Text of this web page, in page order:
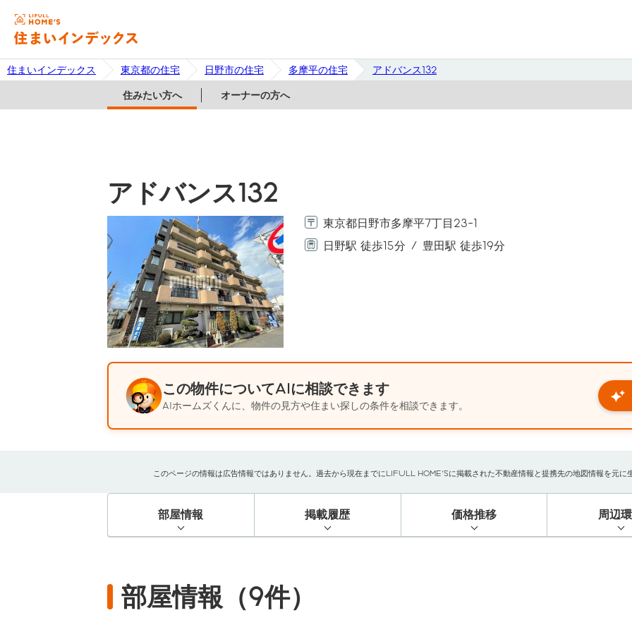
住まいインデックス 東京都の住宅 日野市の住宅 多摩平の住宅 アドバンス132
住みたい方へ オーナーの方へ
アドバンス132
東京都日野市多摩平7丁目23-1
日野駅 徒歩15分
豊田駅 徒歩19分
この物件についてAIに相談できます
AIホームズくんに、物件の見方や住まい探しの条件を相談できます。
このページの情報は広告情報ではありません。過去から現在までにLIFULL HOME'Sに掲載された不動産情報と提携先の地図情報を元
部屋情報 掲載履歴 価格推移 周辺
部屋情報（9件）